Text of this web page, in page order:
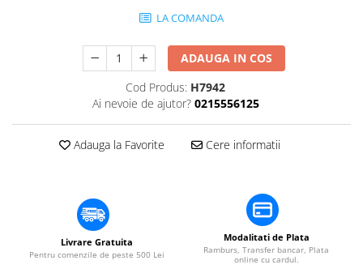
Accesorii Microfoane
Mixere audio
Mixere pentru instalații
Mixere DJ
Mixere PA (Public Address)
Control Audio
Amplificatoare
Microfoane Desk
LA COMANDA
ADAUGA IN COS
Cod Produs: H7942
Ai nevoie de ajutor? 0215556125
Adauga la Favorite Cere informatii
Livrare Gratuita
Pentru comenzile de peste 500 Lei
Modalitati de Plata
Ramburs, Transfer bancar, Plata
online cu cardul.